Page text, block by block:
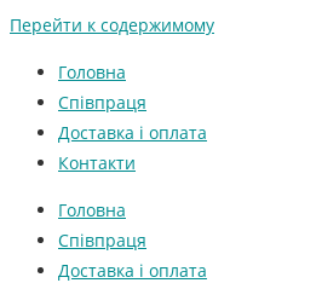
Перейти к содержимому
Головна
Співпраця
Доставка і оплата
Контакти
Головна
Співпраця
Доставка і оплата